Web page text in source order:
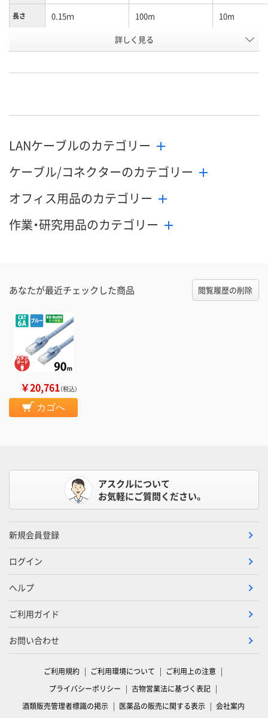
長さ 0.15ｍ 100m 10m
ブルー
号
お届け日 8月7日（金） 8月7日（金）
（次回入荷日未定）
数量
カゴへ
詳しく見る
LANケーブルのカテゴリー
ケーブル/コネクターのカテゴリー
オフィス用品のカテゴリー
作業・研究用品のカテゴリー
あなたが最近チェックした商品 閲覧履歴の削除
￥20,761（税込）
カゴへ
アスクルについて
お気軽にご質問ください。
新規会員登録
ログイン
ヘルプ
ご利用ガイド
お問い合わせ
ご利用規約 ご利用環境について
ご利用上の注意
プライバシーポリシー
古物営業法に基づく表記
酒類販売管理者標識の掲示
医薬品の販売に関する表示 会社案内